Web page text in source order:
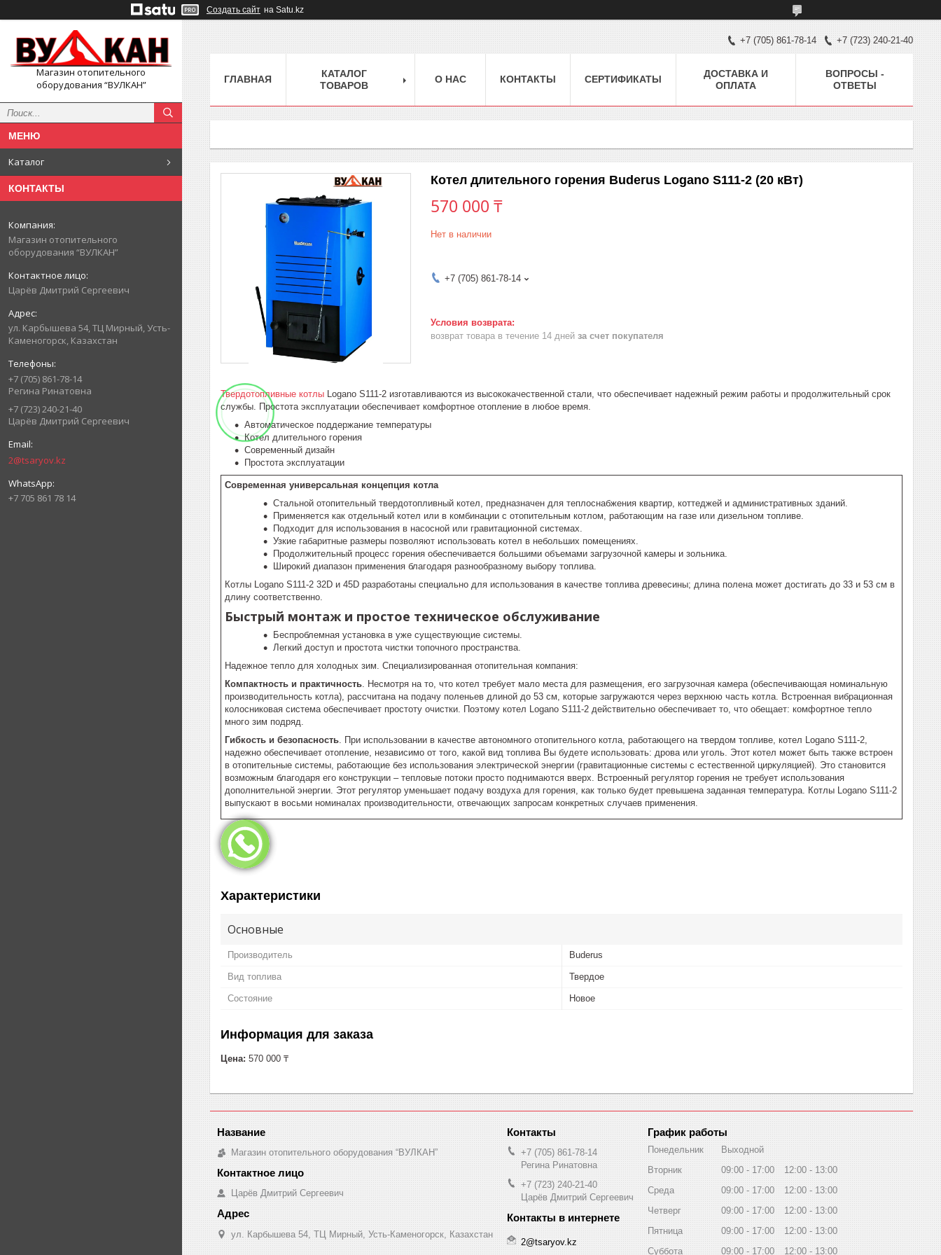
Создать сайт на Satu.kz
Магазин отопительного
оборудования “ВУЛКАН”
Каталог
КОНТАКТЫ
Магазин отопительного
оборудования “ВУЛКАН”
Царёв Дмитрий Сергеевич
ул. Карбышева 54, ТЦ Мирный, Усть-
Каменогорск, Казахстан
+7 (705) 861-78-14
Регина Ринатовна
+7 (723) 240-21-40
Царёв Дмитрий Сергеевич
2@tsaryov.kz
+7 705 861 78 14
+7 (705) 861-78-14 +7 (723) 240-21-40
ГЛАВНАЯ
КАТАЛОГ
ТОВАРОВ
О НАС КОНТАКТЫ СЕРТИФИКАТЫ
ДОСТАВКА И
ОПЛАТА
ВОПРОСЫ -
ОТВЕТЫ
Котел длительного горения Buderus Logano S111-2 (20 кВт)
570 000 ₸
Нет в наличии
+7 (705) 861-78-14
возврат товара в течение 14 дней за счет покупателя
Твердотопливные котлы Logano S111-2 изготавливаются из высококачественной стали, что обеспечивает надежный режим работы и продолжительный срок
службы. Простота эксплуатации обеспечивает комфортное отопление в любое время.
Автоматическое поддержание температуры
Котел длительного горения
Современный дизайн
Простота эксплуатации
Современная универсальная концепция котла
Стальной отопительный твердотопливный котел, предназначен для теплоснабжения квартир, коттеджей и административных зданий.
Применяется как отдельный котел или в комбинации с отопительным котлом, работающим на газе или дизельном топливе.
Подходит для использования в насосной или гравитационной системах.
Узкие габаритные размеры позволяют использовать котел в небольших помещениях.
Продолжительный процесс горения обеспечивается большими объемами загрузочной камеры и зольника.
Широкий диапазон применения благодаря разнообразному выбору топлива.
Котлы Logano S111-2 32D и 45D разработаны специально для использования в качестве топлива древесины; длина полена может достигать до 33 и 53 см в
длину соответственно.
Быстрый монтаж и простое техническое обслуживание
Беспроблемная установка в уже существующие системы.
Легкий доступ и простота чистки топочного пространства.
Надежное тепло для холодных зим. Специализированная отопительная компания:
Компактность и практичность . Несмотря на то, что котел требует мало места для размещения, его загрузочная камера (обеспечивающая номинальную
производительность котла), рассчитана на подачу поленьев длиной до 53 см, которые загружаются через верхнюю часть котла. Встроенная вибрационная
колосниковая система обеспечивает простоту очистки. Поэтому котел Logano S111-2 действительно обеспечивает то, что обещает: комфортное тепло
много зим подряд.
Гибкость и безопасность . При использовании в качестве автономного отопительного котла, работающего на твердом топливе, котел Logano S111-2,
надежно обеспечивает отопление, независимо от того, какой вид топлива Вы будете использовать: дрова или уголь. Этот котел может быть также встроен
в отопительные системы, работающие без использования электрической энергии (гравитационные системы с естественной циркуляцией). Это становится
возможным благодаря его конструкции – тепловые потоки просто поднимаются вверх. Встроенный регулятор горения не требует использования
дополнительной энергии. Этот регулятор уменьшает подачу воздуха для горения, как только будет превышена заданная температура. Котлы Logano S111-2
выпускают в восьми номиналах производительности, отвечающих запросам конкретных случаев применения.
Характеристики
Основные
Производитель Buderus
Вид топлива Твердое
Состояние Новое
Информация для заказа
Цена: 570 000 ₸
Магазин отопительного оборудования “ВУЛКАН”
Царёв Дмитрий Сергеевич
ул. Карбышева 54, ТЦ Мирный, Усть-Каменогорск, Казахстан
+7 (705) 861-78-14
Регина Ринатовна
+7 (723) 240-21-40
Царёв Дмитрий Сергеевич
2@tsaryov.kz
График работы
Понедельник
Выходной
Вторник
09:00 17:00 12:00
13:00
Среда
09:00 17:00 12:00
13:00
Четверг
09:00 17:00 12:00
13:00
Пятница
09:00 17:00 12:00
13:00
Суббота
09:00 17:00 12:00 13:00